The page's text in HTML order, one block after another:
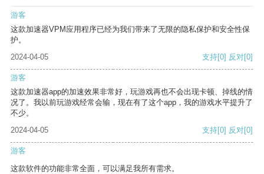
游客
这款加速器VPM应用程序已经为我们带来了无限的隐私保护和安全性保
护。
2024-04-05
支持[0] 反对[0]
游客
这款加速器app的加速效果非常好，玩游戏再也不会出现卡顿、掉线的情
况了。我以前玩游戏经常会输，现在有了这个app，我的游戏水平提升了
不少。
2024-04-05
支持[0] 反对[0]
游客
这款软件的功能非常全面，可以满足我所有需求。